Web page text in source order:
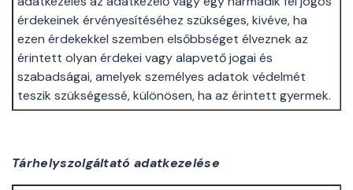
érdekeinek érvényesítéséhez szükséges, kivéve, ha
ezen érdekekkel szemben elsőbbséget élveznek az
érintett olyan érdekei vagy alapvető jogai és
szabadságai, amelyek személyes adatok védelmét
teszik szükségessé, különösen, ha az érintett gyermek.
Tárhelyszolgáltató adatkezelése